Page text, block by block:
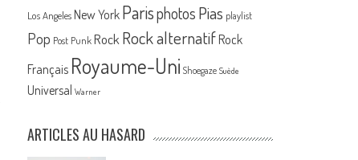
Los Angeles New York Parisphotos Pias playlist
Pop Post Punk Rock Rock alternatif Rock
Français Royaume-Uni Shoegaze Suède
Universal Warner
ARTICLES AU HASARD